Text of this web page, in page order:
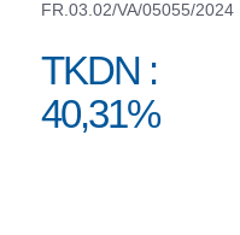
FR.03.02/VA/05055/2024
TKDN :
40,31%